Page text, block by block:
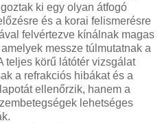
ki egy olyan átfogó
és a korai felismerésre
felvértezve kínálnak magas
messze túlmutatnak a
teljes körű látótér vizsgálat
a refrakciós hibákat és a
ellenőrzik, hanem a
lehetséges